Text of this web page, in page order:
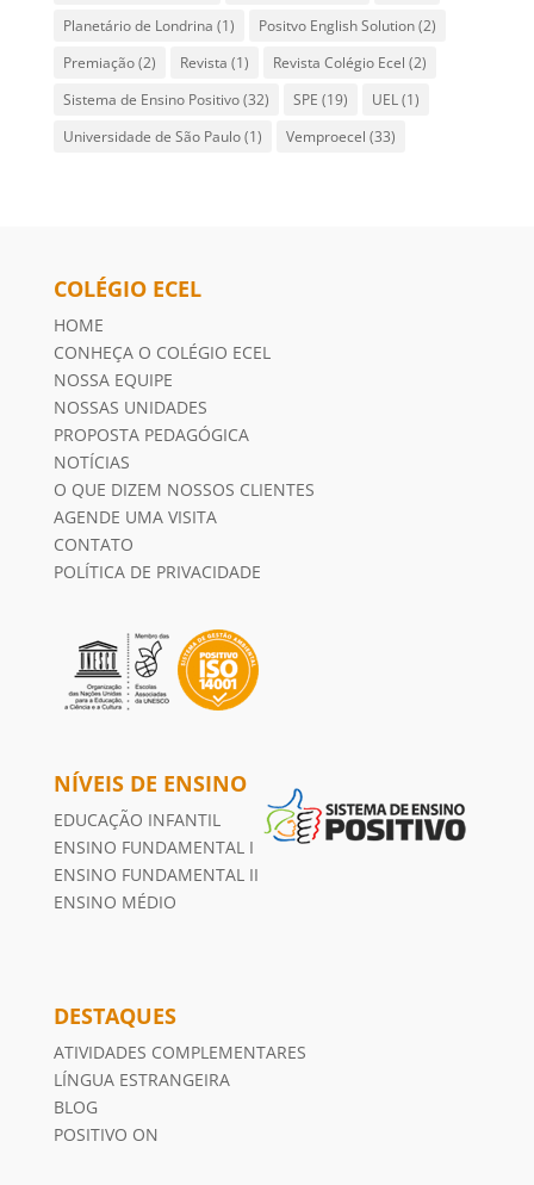
Planetário de Londrina (1) Positvo English Solution(2)
Premiação(2) Revista (1) Revista Colégio Ecel (2)
Sistema de Ensino Positivo(32) SPE (19) UEL(1)
Universidade de São Paulo(1) Vemproecel (33)
COLÉGIO ECEL
HOME
CONHEÇA O COLÉGIO ECEL
NOSSA EQUIPE
NOSSAS UNIDADES
PROPOSTA PEDAGÓGICA
NOTÍCIAS
O QUE DIZEM NOSSOS CLIENTES
AGENDE UMA VISITA
CONTATO
POLÍTICA DE PRIVACIDADE
NÍVEIS DE ENSINO
EDUCAÇÃO INFANTIL
ENSINO FUNDAMENTAL I
ENSINO FUNDAMENTAL II
ENSINO MÉDIO
DESTAQUES
ATIVIDADES COMPLEMENTARES
LÍNGUA ESTRANGEIRA
BLOG
POSITIVO ON